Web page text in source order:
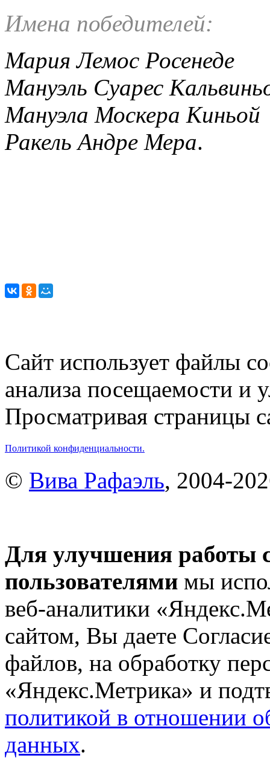
Имена победителей:
Мария Лемос Росенеде
Мануэль Суарес
Мануэла Москера Киньой
Ракель Андре Мера.
Сайт использует файлы
анализа посещаемости и
Просматривая страницы
Политикой конфиденциальности.
© Вива Рафаэль, 2004-
Для улучшения работы
пользователями мы
веб-аналитики
сайтом, Вы даете
файлов, на обработку
«Яндекс.Метрика» и
политикой в отношении
данных.